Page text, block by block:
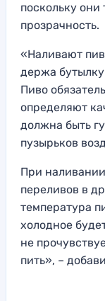
поскольку
прозрачность.
«Наливают
держа
Пиво
определяют
должна быть
пузырьков
При
переливов в
температура
холодное
не
пить», –